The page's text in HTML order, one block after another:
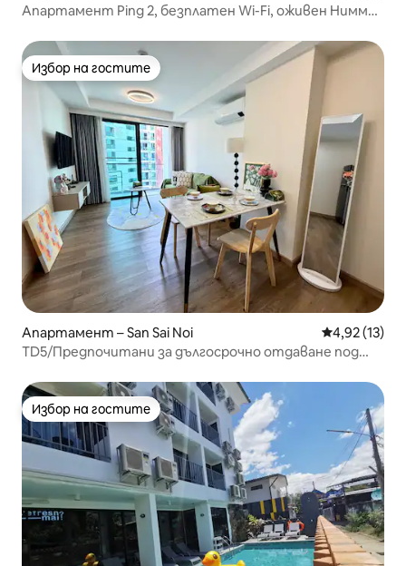
Апартамент Ping 2, безплатен Wi-Fi, оживен Нимман
Избор на гостите
Избор на гостите
Апартамент – San Sai Noi Средна
4,92 (13)
TD5/Предпочитани за дългосрочно отдаване под
към басейна/Ваканционни апартаменти/Комплекс с
огромен басейн
Избор на гостите
Избор на гостите